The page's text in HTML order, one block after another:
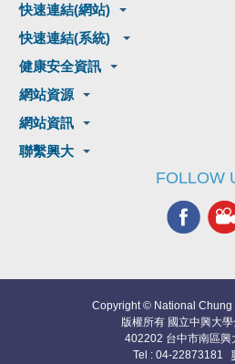
快速連結(網站)
快速連結(系統)
健康安全資訊
網站資源
網站資訊
聯繫興大
FOLLOW
Copyright © National Chung
版權所有 國立中興大
402202 台中市南區興
Tel : 04-22873181